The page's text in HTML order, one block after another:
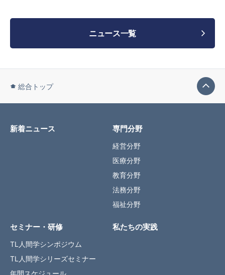
ニュース一覧
総合トップ
新着ニュース 専門分野
経営分野
医療分野
教育分野
法務分野
福祉分野
セミナー・研修
TL人間学シンポジウム
TL人間学シリーズセミナー
年間スケジュール
私たちの実践